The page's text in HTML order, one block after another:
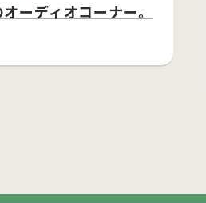
ーディオコーナー。